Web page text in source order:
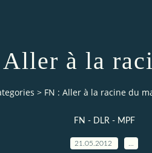
à la
> FN : Aller à la racine du
FN - DLR - MPF
21.05.2012